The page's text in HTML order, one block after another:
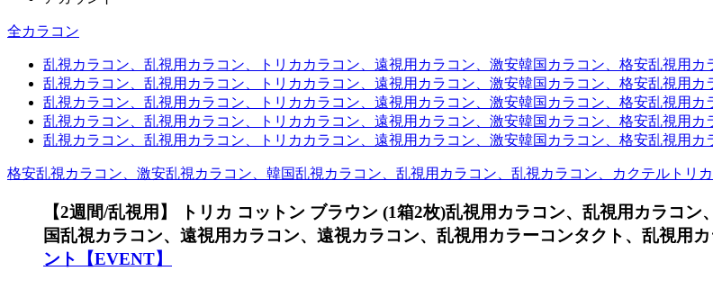
全カラコン
乱視カラコン、乱視用カラコン、トリカカラコン、遠視用カラコン、激安韓国カラコン、格安乱視用カ
乱視カラコン、乱視用カラコン、トリカカラコン、遠視用カラコン、激安韓国カラコン、格安乱視用カ
乱視カラコン、乱視用カラコン、トリカカラコン、遠視用カラコン、激安韓国カラコン、格安乱視用カ
乱視カラコン、乱視用カラコン、トリカカラコン、遠視用カラコン、激安韓国カラコン、格安乱視用カ
乱視カラコン、乱視用カラコン、トリカカラコン、遠視用カラコン、激安韓国カラコン、格安乱視用カ
格安乱視カラコン、激安乱視カラコン、韓国乱視カラコン、乱視用カラコン、乱視カラコン、カクテルトリ
【2週間/乱視用】 トリカ コットン ブラウン (1箱2枚)乱視用カラコン、 乱視用カラコン
国乱視カラコン、遠視用カラコン、遠視カラコン、乱視用カラーコンタクト、乱視用
ント【EVENT】